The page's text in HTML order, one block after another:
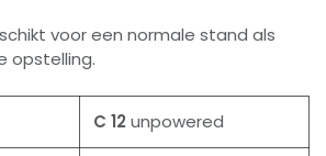
voor een normale stand als
opstelling.
C 12unpowered